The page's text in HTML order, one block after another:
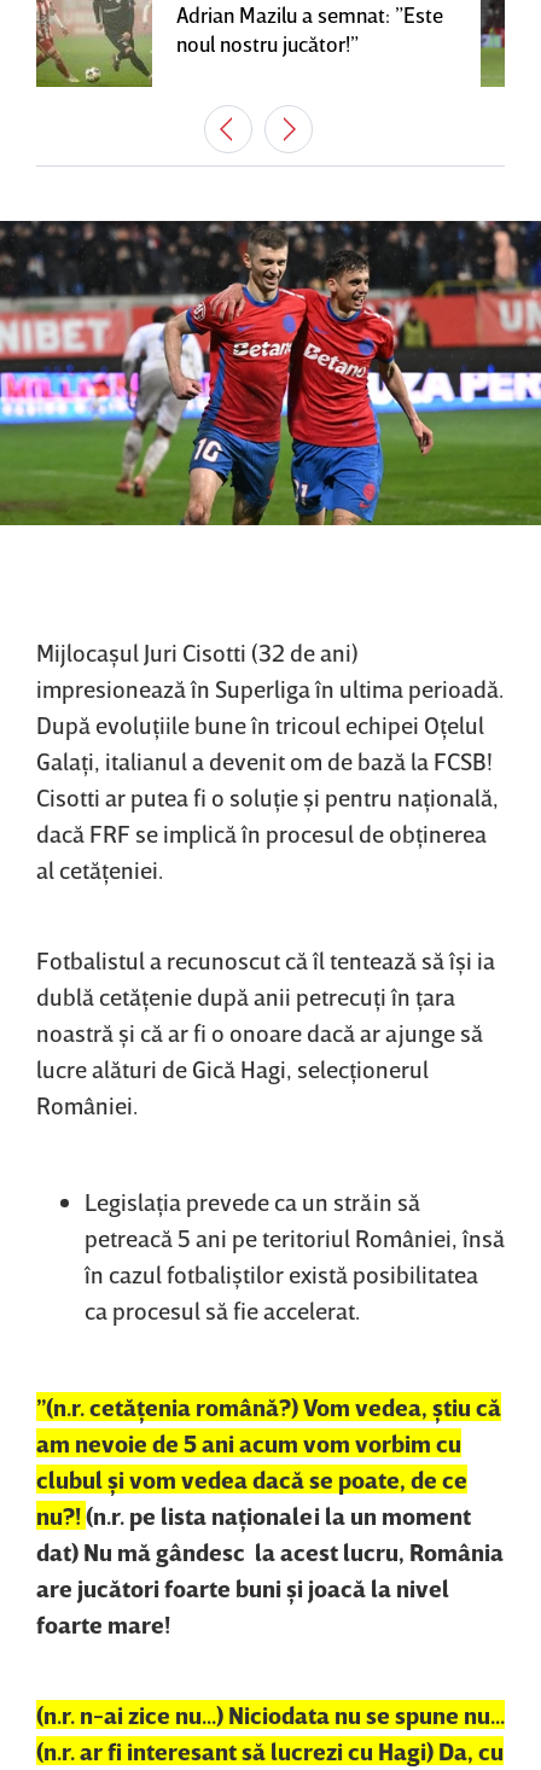
Adrian Mazilu a semnat: ”Este
noul nostru jucător!”
Mijlocaşul Juri Cisotti (32 de ani)
impresionează în Superliga în ultima perioadă.
După evoluţiile bune în tricoul echipei Oţelul
Galaţi, italianul a devenit om de bază la FCSB!
Cisotti ar putea fi o soluţie şi pentru naţională,
dacă FRF se implică în procesul de obţinerea
al cetăţeniei.
Fotbalistul a recunoscut că îl tentează să îşi ia
dublă cetăţenie după anii petrecuţi în ţara
noastră şi că ar fi o onoare dacă ar ajunge să
lucre alături de Gică Hagi, selecţionerul
României.
Legislaţia prevede ca un străin să
petreacă 5 ani pe teritoriul României, însă
în cazul fotbaliştilor există posibilitatea
ca procesul să fie accelerat.
”(n.r. cetăţenia română?) Vom vedea, ştiu că
am nevoie de 5 ani acum vom vorbim cu
clubul şi vom vedea dacă se poate, de ce
nu?!(n.r. pe lista naţionalei la un moment
dat) Nu mă gândesc la acest lucru, România
are jucători foarte buni şi joacă la nivel
foarte mare!
(n.r. n-ai zice nu...) Niciodata nu se spune nu...
(n.r. ar fi interesant să lucrezi cu Hagi) Da, cu